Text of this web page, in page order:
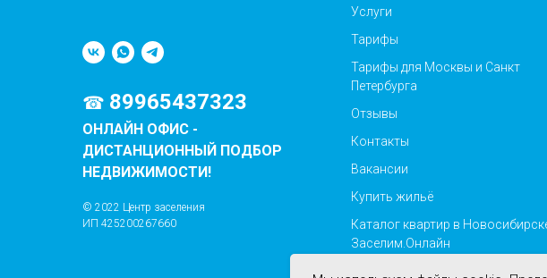
☎ 89965437323
ОНЛАЙН ОФИС -
ДИСТАНЦИОННЫЙ ПОДБОР
НЕДВИЖИМОСТИ!
© 2022 Центр заселения
ИП 425200267660
Услуги
Тарифы
Тарифы для Москвы и Санкт
Петербурга
Отзывы
Контакты
Вакансии
Купить жильё
Каталог квартир в Новосибирске
Заселим.Онлайн